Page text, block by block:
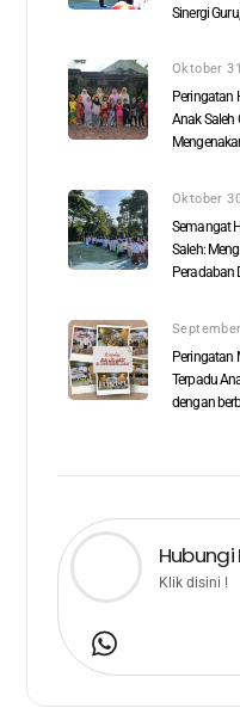
Sinergi
Oktober
Peringatan
Anak Saleh
Oktober
Semangat
Saleh:
Peradaban
Peringatan
Terpadu
dengan
Klik disini !